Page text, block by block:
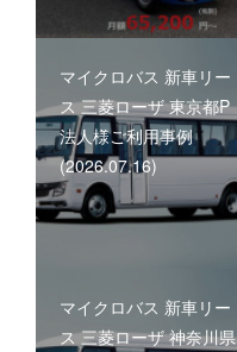
マイクロバス 新車リー
ス 三菱ローザ 東京都P
法人様ご利用事例
(2026.07.16)
マイクロバス 新車リー
ス 三菱ローザ 神奈川県